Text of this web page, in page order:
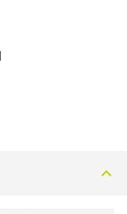
/ Gris pastel